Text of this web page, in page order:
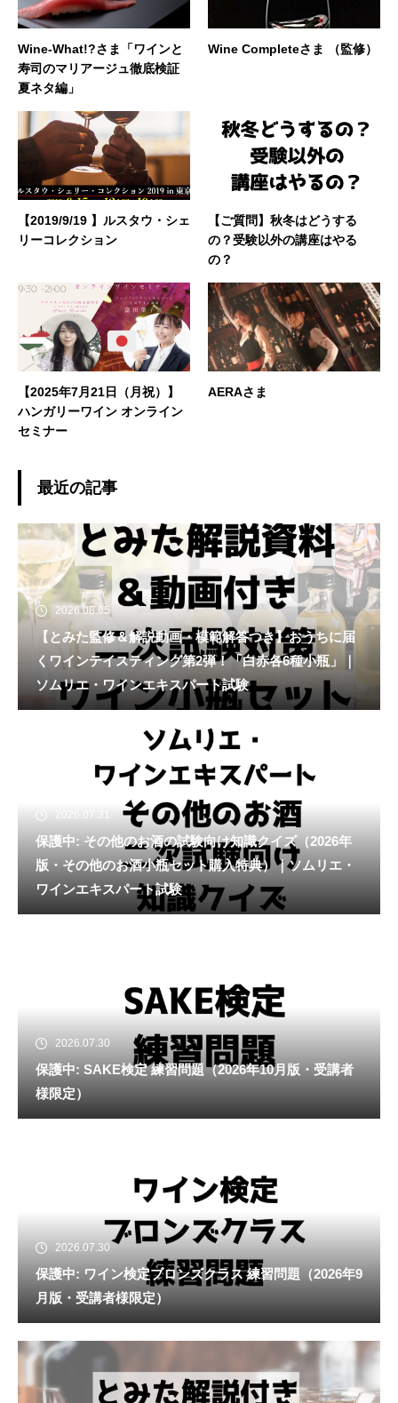
Wine-What!?さま「ワインと
寿司のマリアージュ徹底検証
夏ネタ編」
Wine Completeさま （監修）
【2019/9/19 】ルスタウ・シェ
リーコレクション
【ご質問】秋冬はどうする
の？受験以外の講座はやる
の？
【2025年7月21日（月祝）】
ハンガリーワイン オンライン
セミナー
AERAさま
最近の記事
2026.08.05
【とみた監修＆解説動画・模範解答つき】おうちに届
くワインテイスティング第2弾！「白赤各6種小瓶」｜
ソムリエ・ワインエキスパート試験
2026.07.31
保護中: その他のお酒の試験向け知識クイズ（2026年
版・その他のお酒小瓶セット購入特典）｜ソムリエ・
ワインエキスパート試験
2026.07.30
保護中: SAKE検定 練習問題（2026年10月版・受講者
様限定）
2026.07.30
保護中: ワイン検定ブロンズクラス 練習問題（2026年9
月版・受講者様限定）